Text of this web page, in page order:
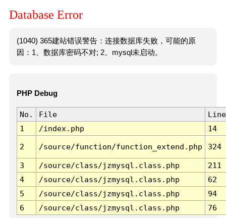
Database Error
(1040) 365建站错误警告：连接数据库失败，可能的原
因：1、数据库密码不对; 2、mysql未启动。
PHP Debug
No. File
Line
1
/index.php 14
2 /source/function/function_extend.php 324
3 /source/class/jzmysql.class.php
211
4
/source/class/jzmysql.class.php
62
5
/source/class/jzmysql.class.php
94
6
/source/class/jzmysql.class.php 76